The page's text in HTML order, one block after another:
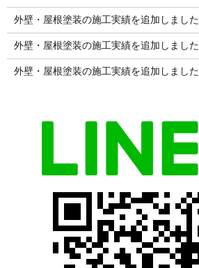
外壁・屋根塗装の施工実績を追加しました
外壁・屋根塗装の施工実績を追加しました
外壁・屋根塗装の施工実績を追加しました